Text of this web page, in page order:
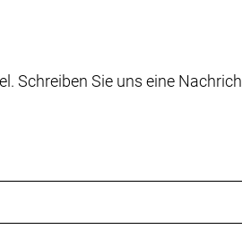
10-fach
Schreiben Sie uns eine